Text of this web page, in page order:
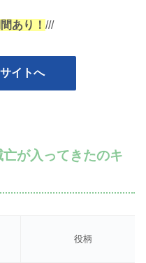
あり！ ///
イトへ
が入ってきたのキ
役柄